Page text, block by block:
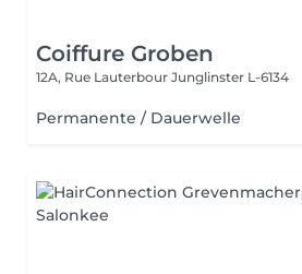
Coiffure Groben
12A, Rue Lauterbour Junglinster L-6134
Permanente / Dauerwelle